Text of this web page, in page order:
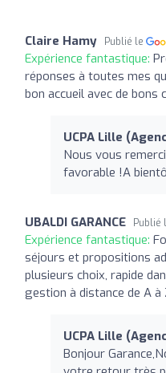
Claire Hamy Publié le
Expérience fantastique:
réponses à toutes mes
bon accueil avec de bons
UCPA Lille
Nous vous
favorable !A
UBALDI GARANCE Publié
Expérience fantastique:
séjours et propositions
plusieurs choix, rapide
gestion à distance de A à
UCPA Lille
Bonjour